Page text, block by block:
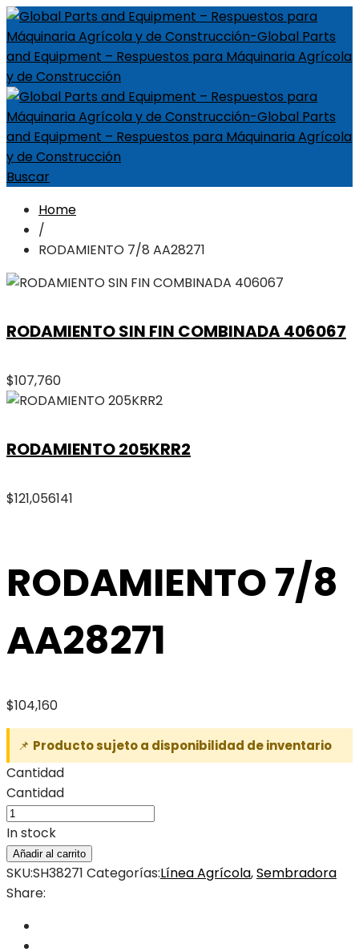
Buscar
Home
/
RODAMIENTO 7/8 AA28271
RODAMIENTO SIN FIN COMBINADA 406067
$107,760
RODAMIENTO 205KRR2
$121,056141
RODAMIENTO 7/8
AA28271
$104,160
📌 Producto sujeto a disponibilidad de inventario
Cantidad
Cantidad
In stock
Añadir al carrito
SKU:SH38271 Categorías:Línea Agrícola,Sembradora
Share: